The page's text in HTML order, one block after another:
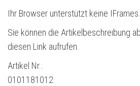
Ihr Browser unterstützt keine IFrames.
Sie können die Artikelbeschreibung
diesen Link aufrufen.
Artikel Nr.:
0101181012